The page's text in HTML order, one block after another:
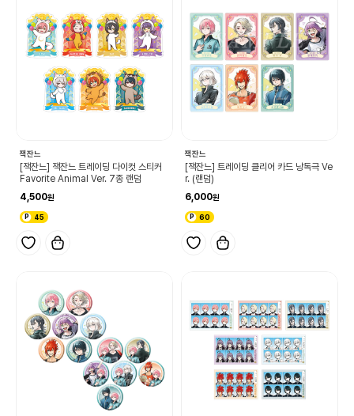
잭잔느
[잭잔느] 잭잔느 트레이딩 다이컷 스티커
Favorite Animal Ver. 7종 랜덤
4,500
45
잭잔느
[잭잔느] 트레이딩 클리어 카드 낭독극 Ve
r. (랜덤)
6,000
60